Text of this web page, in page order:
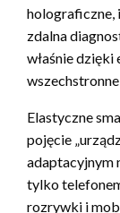
holograficzne,
zdalna
właśnie
Elastyczne
pojęcie
adaptacyjnym
tylko
rozrywki i